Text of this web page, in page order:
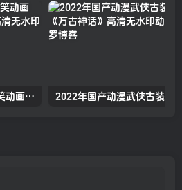
2022年国产动漫少儿搞笑动画《熊出没之怪兽计划2》高清无水印动漫海报